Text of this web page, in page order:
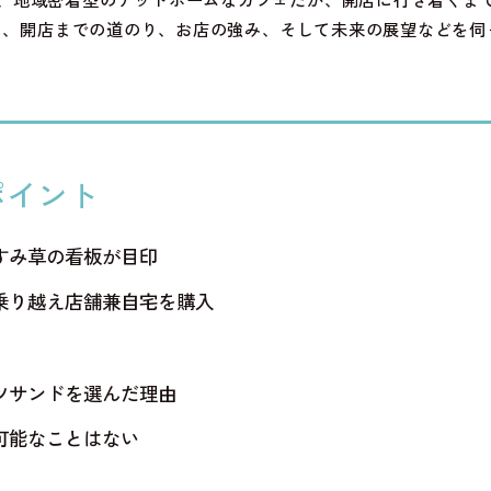
開店までの道のり、お店の強み、そして未来の展望などを
ント
み草の看板が目印
り越え店舗兼自宅を購入
ンドを選んだ理由
能なことはない